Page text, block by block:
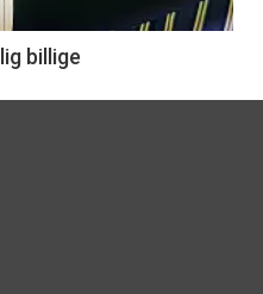
billige